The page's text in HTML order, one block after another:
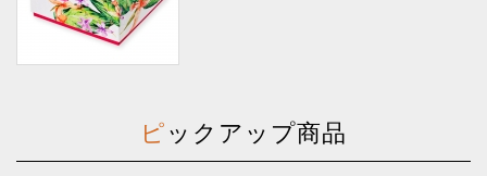
ピックアップ商品